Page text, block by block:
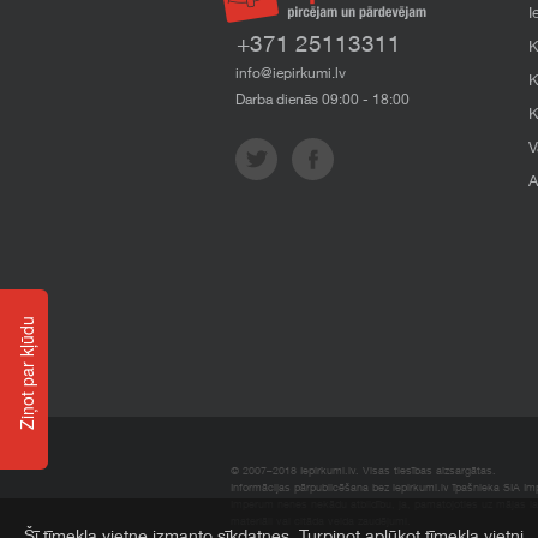
+371 25113311
info@iepirkumi.lv
Darba dienās 09:00 - 18:00
© 2007–2018 Iepirkumi.lv. Visas tiesības aizsargātas.
Informācijas pārpublicēšana bez iepirkumi.lv īpašnieka SIA
Ziņot par kļūdu